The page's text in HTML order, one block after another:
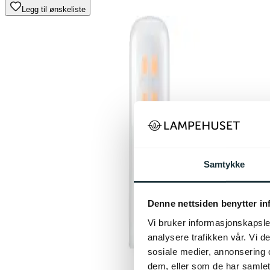
Samtykke
Denne nettsiden benytter
Vi bruker
analysere trafikken vår. Vi
sosiale medier,
dem, eller som de har
Legg til ønskeliste